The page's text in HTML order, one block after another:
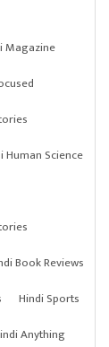
Magazine
Human Science
Book Reviews
Hindi Sports
Anything